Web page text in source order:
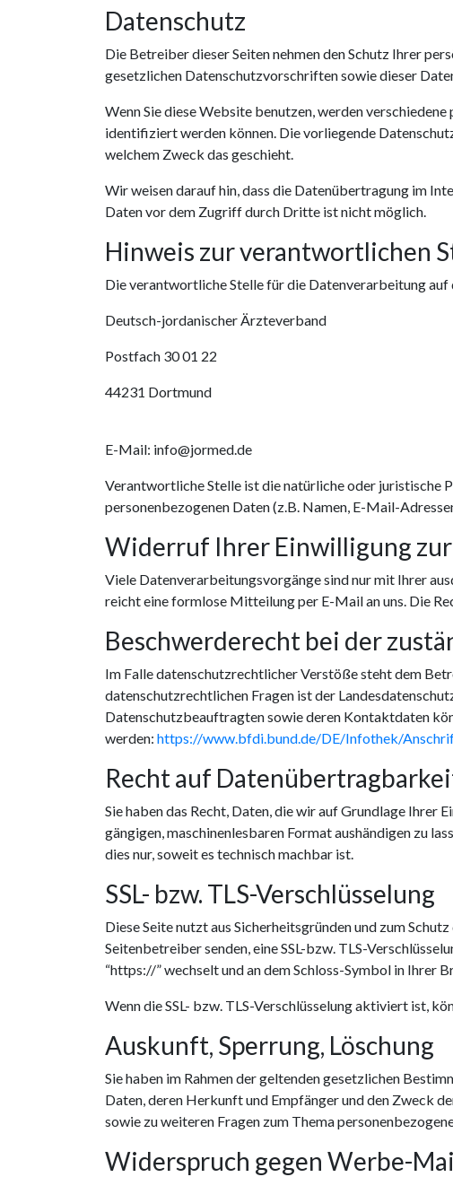
Datenschutz
Die Betreiber dieser Seiten nehmen den Schutz Ihrer
gesetzlichen Datenschutzvorschriften sowie dieser
Wenn Sie diese Website benutzen, werden
identifiziert werden können. Die vorliegende
welchem Zweck das geschieht.
Wir weisen darauf hin, dass die Datenübertragung im
Daten vor dem Zugriff durch Dritte ist nicht möglich.
Hinweis zur verantwortlichen
Die verantwortliche Stelle für die Datenverarbeitung auf
Deutsch-jordanischer Ärzteverband
Postfach 30 01 22
44231 Dortmund
E-Mail: info@jormed.de
Verantwortliche Stelle ist die natürliche oder juristische
personenbezogenen Daten (z.B. Namen, E-Mail-
Widerruf Ihrer Einwilligung
Viele Datenverarbeitungsvorgänge sind nur mit Ihrer
reicht eine formlose Mitteilung per E-Mail an uns. Die
Beschwerderecht bei der
Im Falle datenschutzrechtlicher Verstöße steht dem
datenschutzrechtlichen Fragen ist der
Datenschutzbeauftragten sowie deren Kontaktdaten
werden: https://www.bfdi.bund.de/DE/Infothek/
Recht auf
Sie haben das Recht, Daten, die wir auf Grundlage
gängigen, maschinenlesbaren Format aushändigen zu
dies nur, soweit es technisch machbar ist.
SSL- bzw. TLS-Verschlüsselung
Diese Seite nutzt aus Sicherheitsgründen und zum
Seitenbetreiber senden, eine SSL-bzw. TLS-
“https://” wechselt und an dem Schloss-Symbol in Ihrer
Wenn die SSL- bzw. TLS-Verschlüsselung aktiviert ist,
Auskunft, Sperrung, Löschung
Sie haben im Rahmen der geltenden gesetzlichen
Daten, deren Herkunft und Empfänger und den Zweck
sowie zu weiteren Fragen zum Thema
Widerspruch gegen Werbe-